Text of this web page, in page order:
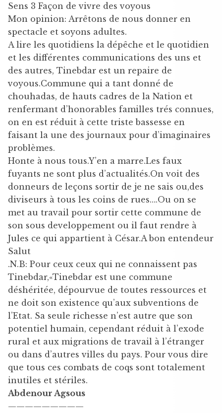
Sens 3 Façon de vivre des voyous
Mon opinion: Arrêtons de nous donner en
spectacle et soyons adultes.
A lire les quotidiens la dépêche et le quotidien
et les différentes communications des uns et
des autres, Tinebdar est un repaire de
voyous.Commune qui a tant donné de
chouhadas, de hauts cadres de la Nation et
renfermant d’honorables familles trés connues,
on en est réduit à cette triste bassesse en
faisant la une des journaux pour d’imaginaires
problèmes.
Honte à nous tous.Y’en a marre.Les faux
fuyants ne sont plus d’actualités.On voit des
donneurs de leçons sortir de je ne sais ou,des
diviseurs à tous les coins de rues….Ou on se
met au travail pour sortir cette commune de
son sous developpement ou il faut rendre à
Jules ce qui appartient à César.A bon entendeur
Salut
.N.B: Pour ceux ceux qui ne connaissent pas
Tinebdar,«Tinebdar est une commune
déshéritée, dépourvue de toutes ressources et
ne doit son existence qu’aux subventions de
l’Etat. Sa seule richesse n’est autre que son
potentiel humain, cependant réduit à l’exode
rural et aux migrations de travail à l’étranger
ou dans d’autres villes du pays. Pour vous dire
que tous ces combats de coqs sont totalement
inutiles et stériles.
Abdenour Agsous
—————————